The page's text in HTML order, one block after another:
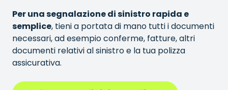
Per una segnalazione di sinistro rapida e
semplice, tieni a portata di mano tutti i documenti
necessari, ad esempio conferme, fatture, altri
documenti relativi al sinistro e la tua polizza
assicurativa.